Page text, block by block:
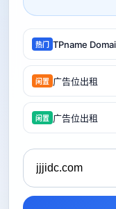
热门 TPname
闲置 广告位出租
闲置 广告位出租